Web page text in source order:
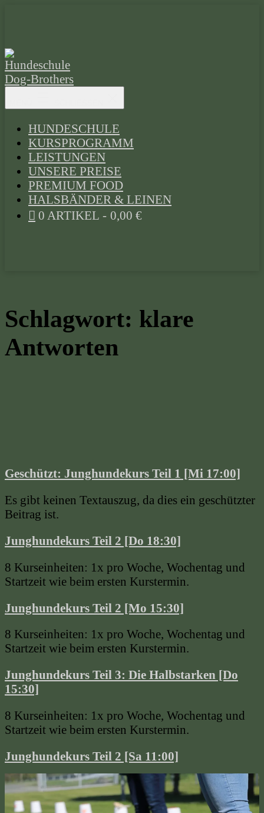
Dog-
HUNDESCHULE
KURSPROGRAMM
LEISTUNGEN
UNSERE PREISE
PREMIUM FOOD
HALSBÄNDER & LEINEN
0 ARTIKEL
0,00 €
Schlagwort: klare
Antworten
Geschützt: Junghundekurs Teil 1 [Mi 17:00]
Es gibt keinen Textauszug, da dies ein geschützter
Beitrag ist.
Junghundekurs Teil 2 [Do 18:30]
8 Kurseinheiten: 1x pro Woche, Wochentag und
Startzeit wie beim ersten Kurstermin.
Junghundekurs Teil 2 [Mo 15:30]
8 Kurseinheiten: 1x pro Woche, Wochentag und
Startzeit wie beim ersten Kurstermin.
Junghundekurs Teil 3: Die Halbstarken [Do
15:30]
8 Kurseinheiten: 1x pro Woche, Wochentag und
Startzeit wie beim ersten Kurstermin.
Junghundekurs Teil 2 [Sa 11:00]